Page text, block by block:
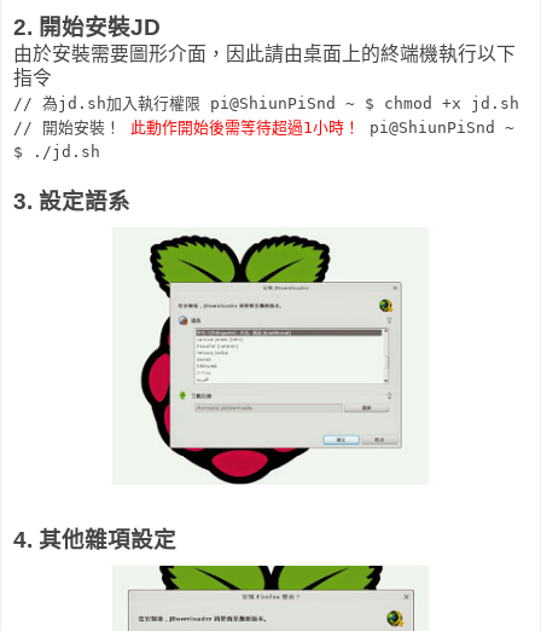
2. 開始安裝JD
由於安裝需要圖形介面，因此請由桌面上的終端機執行以下
指令
// 為jd.sh加入執行權限 pi@ShiunPiSnd ~ $ chmod +x jd.sh
// 開始安裝！ 此動作開始後需等待超過1小時！
pi@ShiunPiSnd ~
$ ./jd.sh
3. 設定語系
4. 其他雜項設定